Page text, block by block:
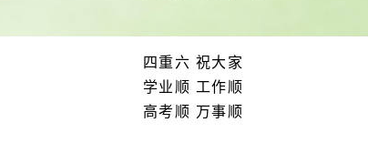
四重六 祝大家
学业顺 工作顺
高考顺 万事顺